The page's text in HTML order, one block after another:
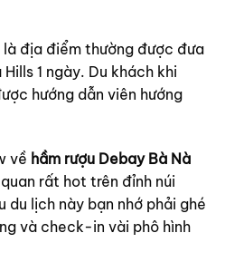
là địa điểm thường được đưa
1 ngày. Du khách khi
hướng dẫn viên hướng
về hầm rượu Debay Bà Nà
rất hot trên đỉnh núi
du lịch này bạn nhớ phải ghé
và check-in vài phô hình